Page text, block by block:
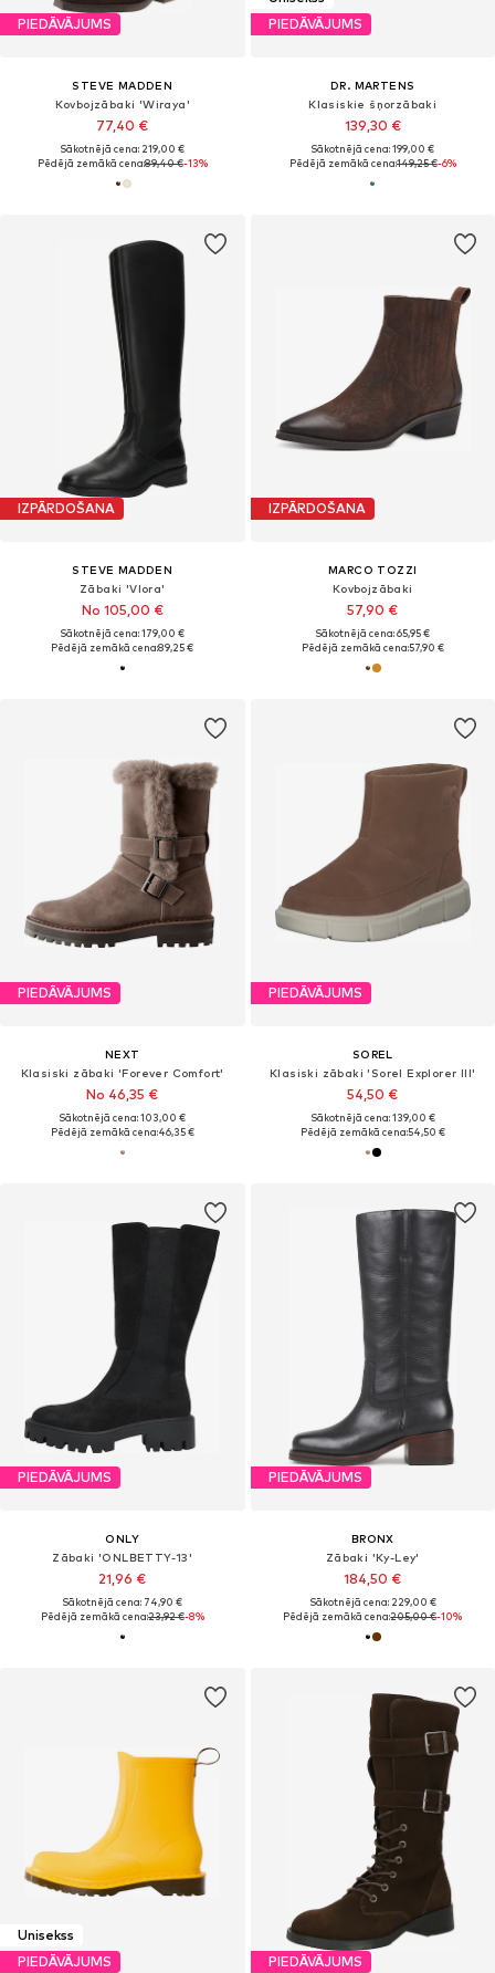
PIEDĀVĀJUMS
STEVE MADDEN
Kovbojzābaki 'Wiraya'
77,40 €
Sākotnējā cena: 219,00 €
Pēdējā zemākā cena:89,40 €-13%
PIEDĀVĀJUMS
DR. MARTENS
Klasiskie šņorzābaki
139,30 €
Sākotnējā cena: 199,00 €
Pēdējā zemākā cena:149,25 €-6%
IZPĀRDOŠANA
STEVE MADDEN
Zābaki 'Vlora'
No 105,00 €
Sākotnējā cena: 179,00 €
Pēdējā zemākā cena:89,25 €
IZPĀRDOŠANA
MARCO TOZZI
Kovbojzābaki
57,90 €
Sākotnējā cena: 65,95 €
Pēdējā zemākā cena:57,90 €
PIEDĀVĀJUMS
NEXT
Klasiski zābaki 'Forever Comfort'
No 46,35 €
Sākotnējā cena: 103,00 €
Pēdējā zemākā cena:46,35 €
PIEDĀVĀJUMS
SOREL
Klasiski zābaki 'Sorel Explorer III'
54,50 €
Sākotnējā cena: 139,00 €
Pēdējā zemākā cena:54,50 €
PIEDĀVĀJUMS
ONLY
Zābaki 'ONLBETTY-13'
21,96 €
Sākotnējā cena: 74,90 €
Pēdējā zemākā cena:23,92 €-8%
PIEDĀVĀJUMS
BRONX
Zābaki 'Ky-Ley'
184,50 €
Sākotnējā cena: 229,00 €
Pēdējā zemākā cena:205,00 €-10%
Unisekss
PIEDĀVĀJUMS
PIEDĀVĀJUMS